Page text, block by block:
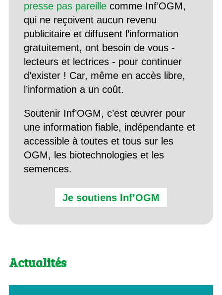
presse pas pareillecomme Inf’OGM,
qui ne reçoivent aucun revenu
publicitaire et diffusent l’information
gratuitement, ont besoin de vous -
lecteurs et lectrices - pour continuer
d’exister ! Car, même en accès libre,
l’information a un coût.
Soutenir Inf’OGM, c’est œuvrer pour
une information fiable, indépendante et
accessible à toutes et tous sur les
OGM, les biotechnologies et les
semences.
Je soutiens Inf’OGM
Actualités